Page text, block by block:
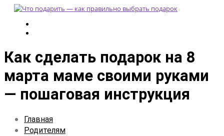
Как сделать подарок на 8
марта маме своими руками
— пошаговая инструкция
Главная
Родителям